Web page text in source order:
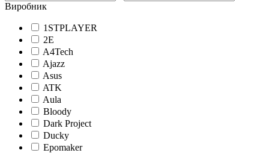
Виробник
1STPLAYER
2E
A4Tech
Ajazz
Asus
ATK
Aula
Bloody
Dark Project
Ducky
Epomaker